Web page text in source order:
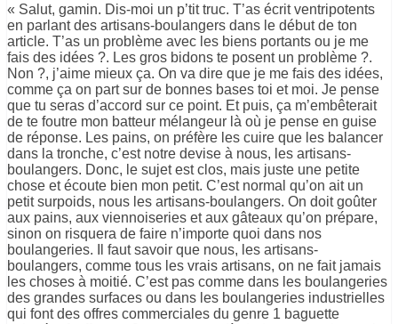
« Salut, gamin. Dis-moi un p’tit truc. T’as écrit ventripotents
en parlant des artisans-boulangers dans le début de ton
article. T’as un problème avec les biens portants ou je me
fais des idées ?. Les gros bidons te posent un problème ?.
Non ?, j’aime mieux ça. On va dire que je me fais des idées,
comme ça on part sur de bonnes bases toi et moi. Je pense
que tu seras d’accord sur ce point. Et puis, ça m’embêterait
de te foutre mon batteur mélangeur là où je pense en guise
de réponse. Les pains, on préfère les cuire que les balancer
dans la tronche, c’est notre devise à nous, les artisans-
boulangers. Donc, le sujet est clos, mais juste une petite
chose et écoute bien mon petit. C’est normal qu’on ait un
petit surpoids, nous les artisans-boulangers. On doit goûter
aux pains, aux viennoiseries et aux gâteaux qu’on prépare,
sinon on risquera de faire n’importe quoi dans nos
boulangeries. Il faut savoir que nous, les artisans-
boulangers, comme tous les vrais artisans, on ne fait jamais
les choses à moitié. C’est pas comme dans les boulangeries
des grandes surfaces ou dans les boulangeries industrielles
qui font des offres commerciales du genre 1 baguette